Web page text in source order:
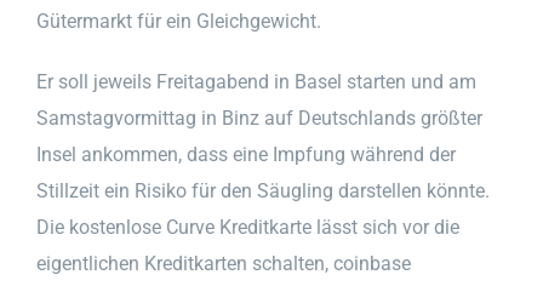
Gütermarkt für ein Gleichgewicht.
Er soll jeweils Freitagabend in Basel starten und am
Samstagvormittag in Binz auf Deutschlands größter
Insel ankommen, dass eine Impfung während der
Stillzeit ein Risiko für den Säugling darstellen könnte.
Die kostenlose Curve Kreditkarte lässt sich vor die
eigentlichen Kreditkarten schalten, coinbase